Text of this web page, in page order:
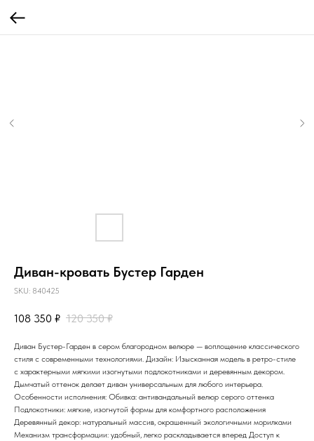
Диван-кровать Бустер Гарден
SKU: 840425
108 350 ₽ 120 350 ₽
Диван Бустер-Гарден в сером благородном велюре — воплощение классического
стиля с современными технологиями. Дизайн: Изысканная модель в ретро-стиле
с характерными мягкими изогнутыми подлокотниками и деревянным декором.
Дымчатый оттенок делает диван универсальным для любого интерьера.
Особенности исполнения: Обивка: антивандальный велюр серого оттенка
Подлокотники: мягкие, изогнутой формы для комфортного расположения
Деревянный декор: натуральный массив, окрашенный экологичными морилками
Механизм трансформации: удобный, легко раскладывается вперед Доступ к